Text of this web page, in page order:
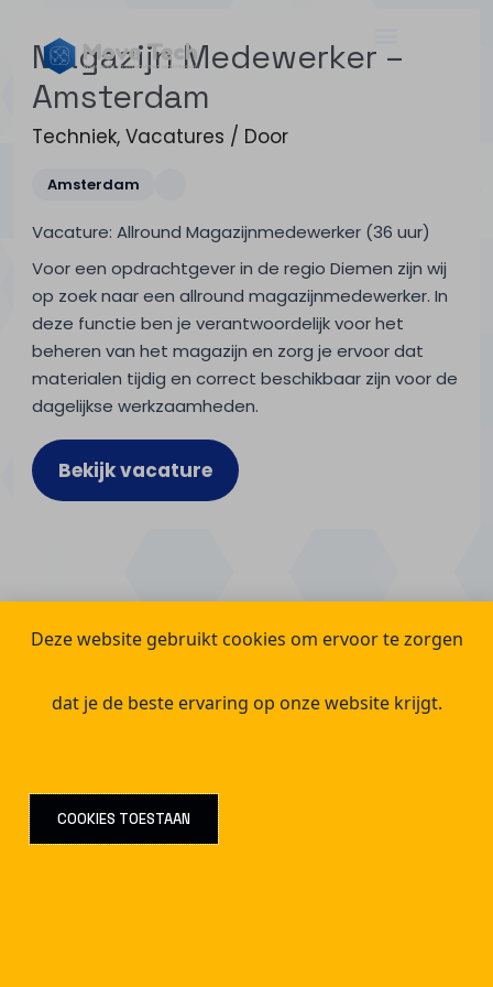
Magazijn Medewerker –
Amsterdam
Techniek,Vacatures / Door
Amsterdam
Vacature: Allround Magazijnmedewerker (36 uur)
Voor een opdrachtgever in de regio Diemen zijn wij
op zoek naar een allround magazijnmedewerker. In
deze functie ben je verantwoordelijk voor het
beheren van het magazijn en zorg je ervoor dat
materialen tijdig en correct beschikbaar zijn voor de
dagelijkse werkzaamheden.
Bekijk vacature
Deze website gebruikt cookies om ervoor te zorgen
dat je de beste ervaring op onze website krijgt.
COOKIES TOESTAAN